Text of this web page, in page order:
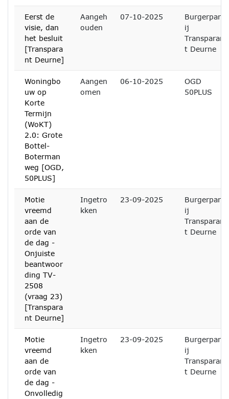
Eerst de
visie, dan
het besluit
[Transpara
nt Deurne]
Aangeh
ouden
07-10-2025
Burgerpart
ij
Transparan
t Deurne
Woningbo
uw op
Korte
Termijn
(WoKT)
2.0: Grote
Bottel-
Boterman
weg [OGD,
50PLUS]
Aangen
omen
06-10-2025
OGD
50PLUS
Motie
vreemd
aan de
orde van
de dag -
Onjuiste
beantwoor
ding TV-
2508
(vraag 23)
[Transpara
nt Deurne]
Ingetro
kken
23-09-2025
Burgerpart
ij
Transparan
t Deurne
Motie
vreemd
aan de
orde van
de dag -
Onvolledig
Ingetro
kken
23-09-2025
Burgerpart
ij
Transparan
t Deurne